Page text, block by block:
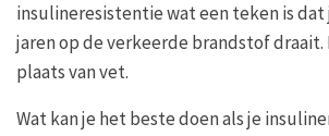
insulineresistentie wat een teken is
jaren op de verkeerde brandstof
plaats van vet.
Wat kan je het beste doen als je